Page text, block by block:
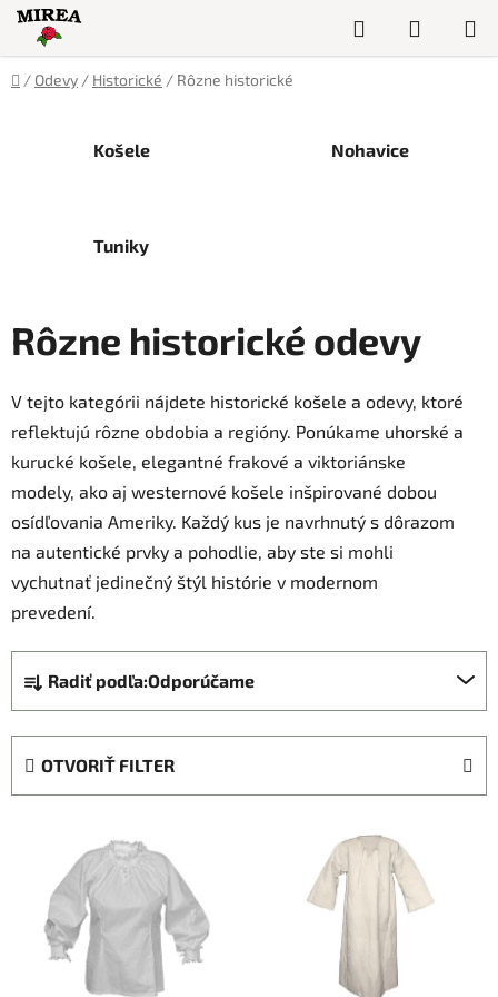
Prejsť
obsah
Hľadať
KOŠÍK
Domov
/ Odevy / Historické / Rôzne historické
Košele Nohavice
Tuniky
Rôzne historické odevy
V tejto kategórii nájdete historické košele a odevy, ktoré
reflektujú rôzne obdobia a regióny. Ponúkame uhorské a
kurucké košele, elegantné frakové a viktoriánske
modely, ako aj westernové košele inšpirované dobou
osídľovania Ameriky. Každý kus je navrhnutý s dôrazom
na autentické prvky a pohodlie, aby ste si mohli
vychutnať jedinečný štýl histórie v modernom
prevedení.
R
a
d
Radiť podľa:Odporúčame
OTVORIŤ FILTER